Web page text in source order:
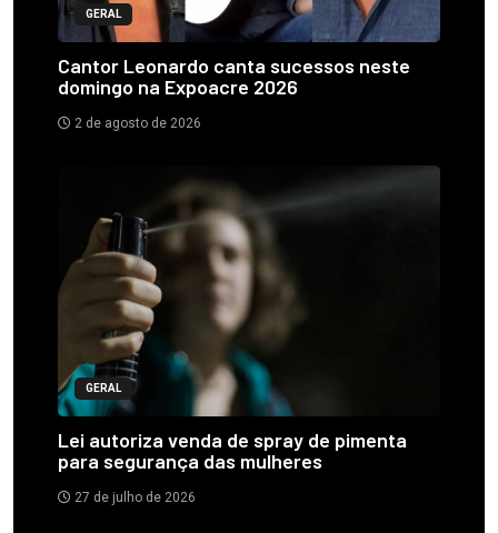
GERAL
Cantor Leonardo canta sucessos neste
domingo na Expoacre 2026
2 de agosto de 2026
GERAL
Lei autoriza venda de spray de pimenta
para segurança das mulheres
27 de julho de 2026